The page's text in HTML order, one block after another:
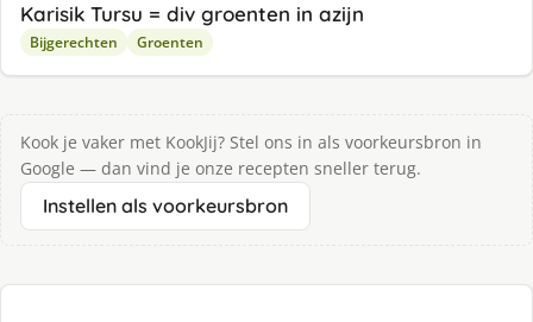
Karisik Tursu = div groenten in azijn
Bijgerechten Groenten
Kook je vaker met KookJij? Stel ons in als voorkeursbron in
Google — dan vind je onze recepten sneller terug.
Instellen als voorkeursbron